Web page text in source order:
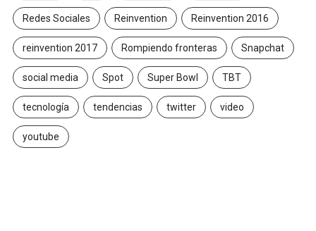
Redes Sociales Reinvention Reinvention 2016
reinvention 2017 Rompiendo fronteras Snapchat
social media Spot Super Bowl TBT
tecnología tendencias twitter video
youtube